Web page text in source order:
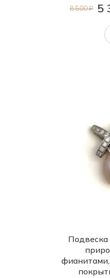
8 500 ₽ 5
Подвеска
фианитами,